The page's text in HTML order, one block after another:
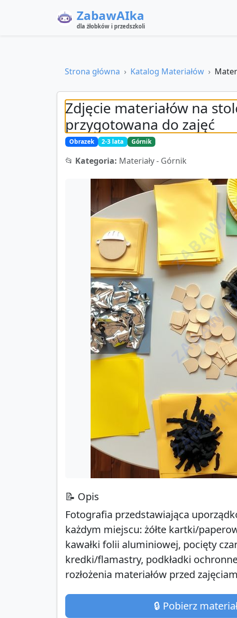
ZabawAIka
dla żłobków i przedszkoli
Strona główna Katalog Materiałów
Zdjęcie materiałów na
przygotowana do zajęć
Obrazek 2-3 lata Górnik
📂 Kategoria: Materiały - Górnik
📝 Opis
Fotografia przedstawiająca
każdym miejscu: żółte kartki/
kawałki folii aluminiowej, pocięty
kredki/flamastry, podkładki
rozłożenia materiałów przed
🔒 Pobierz